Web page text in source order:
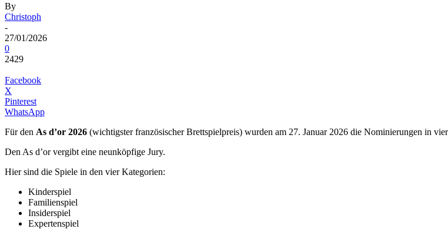
By
Christoph
-
27/01/2026
0
2429
Facebook
X
Pinterest
WhatsApp
Für den As d’or 2026 (wichtigster französischer Brettspielpreis) wurden am 27. Januar 2026 die Nominierungen in
Den As d’or vergibt eine neunköpfige Jury.
Hier sind die Spiele in den vier Kategorien:
Kinderspiel
Familienspiel
Insiderspiel
Expertenspiel